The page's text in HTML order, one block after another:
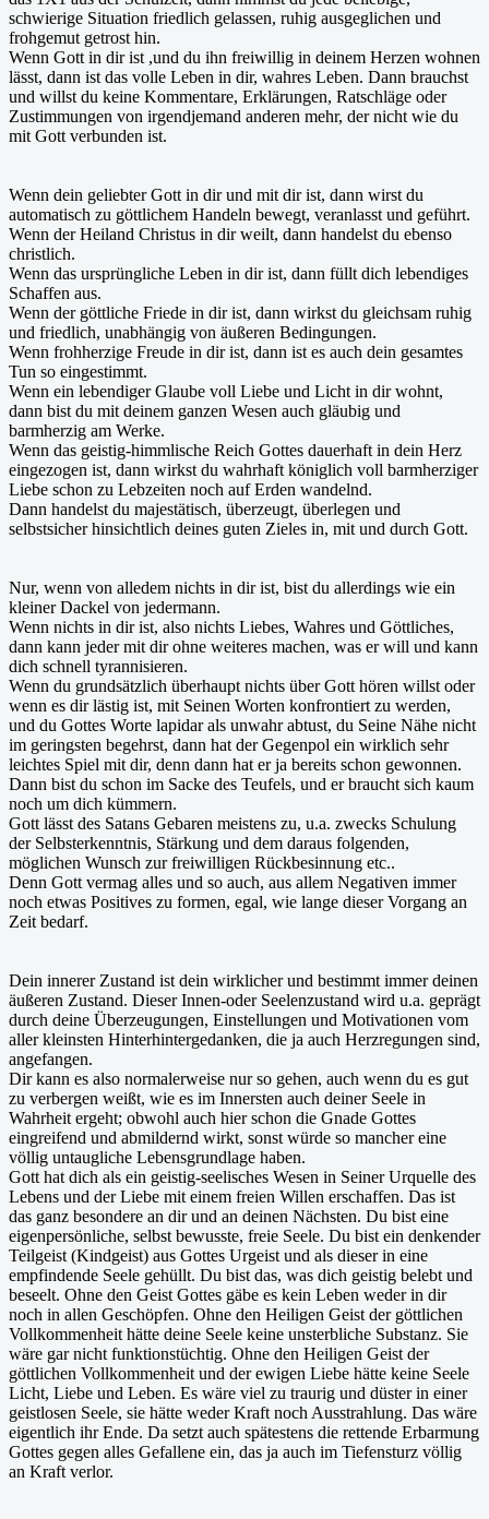
schwierige Situation friedlich gelassen, ruhig ausgeglichen und
frohgemut getrost hin.
Wenn Gott in dir ist ,und du ihn freiwillig in deinem Herzen wohnen
lässt, dann ist das volle Leben in dir, wahres Leben. Dann brauchst
und willst du keine Kommentare, Erklärungen, Ratschläge oder
Zustimmungen von irgendjemand anderen mehr, der nicht wie du
mit Gott verbunden ist.
Wenn dein geliebter Gott in dir und mit dir ist, dann wirst du
automatisch zu göttlichem Handeln bewegt, veranlasst und geführt.
Wenn der Heiland Christus in dir weilt, dann handelst du ebenso
christlich.
Wenn das ursprüngliche Leben in dir ist, dann füllt dich lebendiges
Schaffen aus.
Wenn der göttliche Friede in dir ist, dann wirkst du gleichsam ruhig
und friedlich, unabhängig von äußeren Bedingungen.
Wenn frohherzige Freude in dir ist, dann ist es auch dein gesamtes
Tun so eingestimmt.
Wenn ein lebendiger Glaube voll Liebe und Licht in dir wohnt,
dann bist du mit deinem ganzen Wesen auch gläubig und
barmherzig am Werke.
Wenn das geistig-himmlische Reich Gottes dauerhaft in dein Herz
eingezogen ist, dann wirkst du wahrhaft königlich voll barmherziger
Liebe schon zu Lebzeiten noch auf Erden wandelnd.
Dann handelst du majestätisch, überzeugt, überlegen und
selbstsicher hinsichtlich deines guten Zieles in, mit und durch Gott.
Nur, wenn von alledem nichts in dir ist, bist du allerdings wie ein
kleiner Dackel von jedermann.
Wenn nichts in dir ist, also nichts Liebes, Wahres und Göttliches,
dann kann jeder mit dir ohne weiteres machen, was er will und kann
dich schnell tyrannisieren.
Wenn du grundsätzlich überhaupt nichts über Gott hören willst oder
wenn es dir lästig ist, mit Seinen Worten konfrontiert zu werden,
und du Gottes Worte lapidar als unwahr abtust, du Seine Nähe nicht
im geringsten begehrst, dann hat der Gegenpol ein wirklich sehr
leichtes Spiel mit dir, denn dann hat er ja bereits schon gewonnen.
Dann bist du schon im Sacke des Teufels, und er braucht sich kaum
noch um dich kümmern.
Gott lässt des Satans Gebaren meistens zu, u.a. zwecks Schulung
der Selbsterkenntnis, Stärkung und dem daraus folgenden,
möglichen Wunsch zur freiwilligen Rückbesinnung etc..
Denn Gott vermag alles und so auch, aus allem Negativen immer
noch etwas Positives zu formen, egal, wie lange dieser Vorgang an
Zeit bedarf.
Dein innerer Zustand ist dein wirklicher und bestimmt immer deinen
äußeren Zustand. Dieser Innen-oder Seelenzustand wird u.a. geprägt
durch deine Überzeugungen, Einstellungen und Motivationen vom
aller kleinsten Hinterhintergedanken, die ja auch Herzregungen sind,
angefangen.
Dir kann es also normalerweise nur so gehen, auch wenn du es gut
zu verbergen weißt, wie es im Innersten auch deiner Seele in
Wahrheit ergeht; obwohl auch hier schon die Gnade Gottes
eingreifend und abmildernd wirkt, sonst würde so mancher eine
völlig untaugliche Lebensgrundlage haben.
Gott hat dich als ein geistig-seelisches Wesen in Seiner Urquelle des
Lebens und der Liebe mit einem freien Willen erschaffen. Das ist
das ganz besondere an dir und an deinen Nächsten. Du bist eine
eigenpersönliche, selbst bewusste, freie Seele. Du bist ein denkender
Teilgeist (Kindgeist) aus Gottes Urgeist und als dieser in eine
empfindende Seele gehüllt. Du bist das, was dich geistig belebt und
beseelt. Ohne den Geist Gottes gäbe es kein Leben weder in dir
noch in allen Geschöpfen. Ohne den Heiligen Geist der göttlichen
Vollkommenheit hätte deine Seele keine unsterbliche Substanz. Sie
wäre gar nicht funktionstüchtig. Ohne den Heiligen Geist der
göttlichen Vollkommenheit und der ewigen Liebe hätte keine Seele
Licht, Liebe und Leben. Es wäre viel zu traurig und düster in einer
geistlosen Seele, sie hätte weder Kraft noch Ausstrahlung. Das wäre
eigentlich ihr Ende. Da setzt auch spätestens die rettende Erbarmung
Gottes gegen alles Gefallene ein, das ja auch im Tiefensturz völlig
an Kraft verlor.